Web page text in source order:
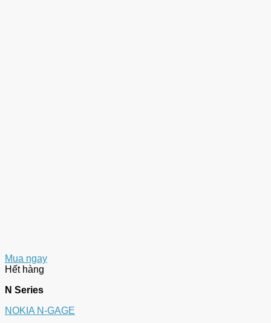
Mua ngay
Hết hàng
N Series
NOKIA N-GAGE